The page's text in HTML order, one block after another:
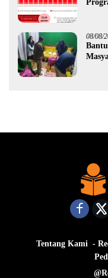
08/08/
Tentang Kami